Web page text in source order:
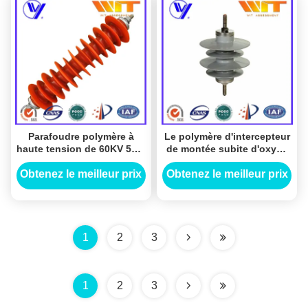
Parafoudre polymère à
haute tension de 60KV 5KA
pour la centrale
Obtenez le meilleur prix
Le polymère d'intercepteur
de montée subite d'oxyde
de métal de 9KV Gapless
se tenant de soi-même
Obtenez le meilleur prix
1 2 3
1 2 3